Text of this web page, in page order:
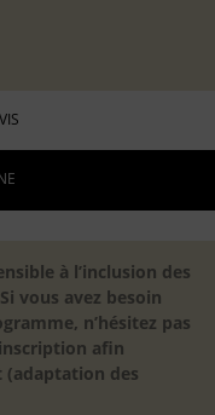
à l’inclusion des
vous avez besoin
n’hésitez pas
afin
(adaptation des